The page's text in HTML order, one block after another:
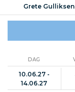
Grete
DAG
10.06.27 -
14.06.27